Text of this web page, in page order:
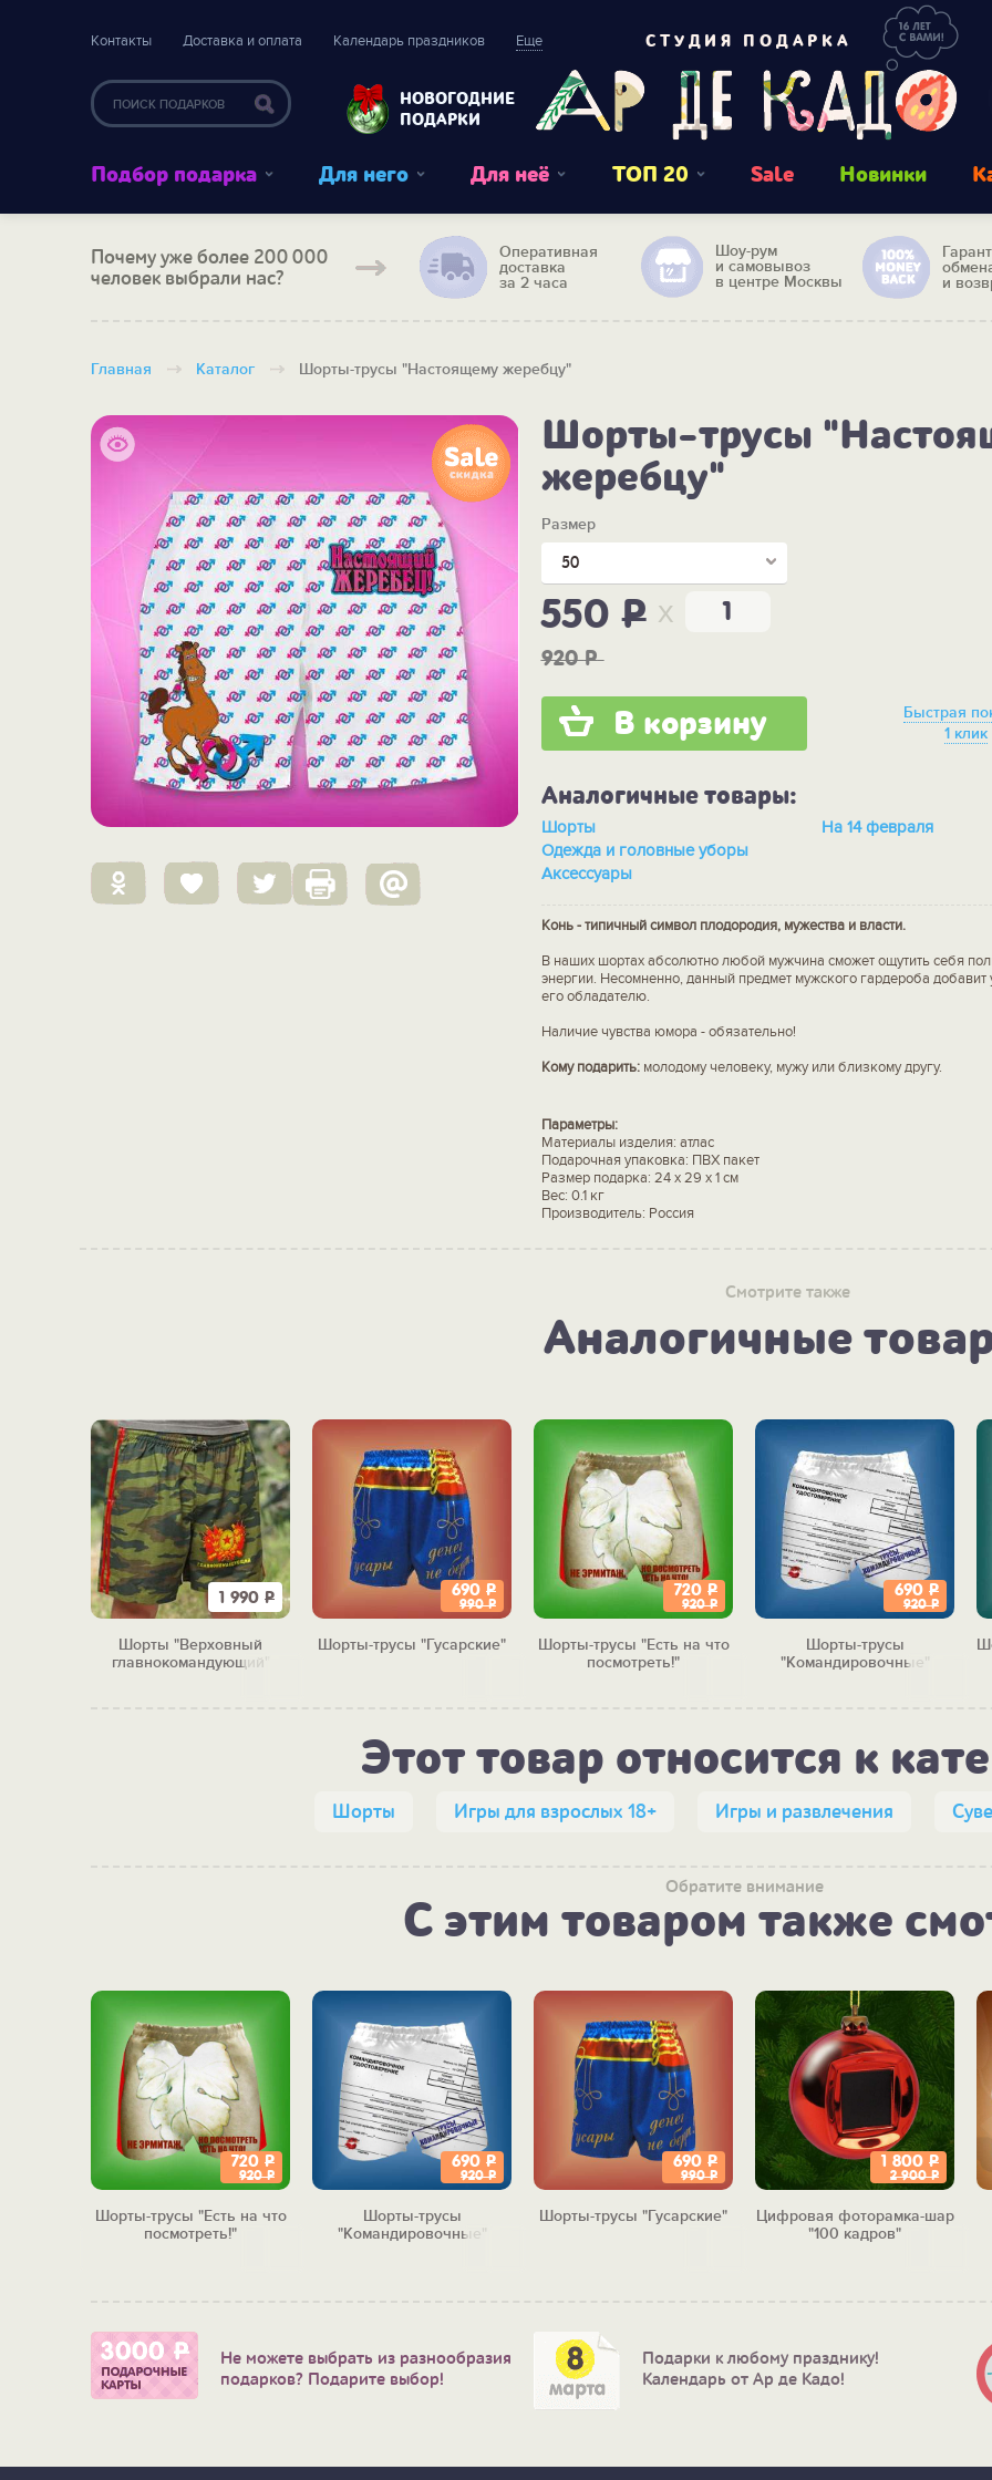
Контакты Доставка и оплата Календарь праздников Еще
НОВОГОДНИЕ
ПОДАРКИ
СТУДИЯ ПОДАРКА
Подбор подарка Для него Для неё ТОП 20 Sale Новинки
Почему уже более 200 000
человек выбрали нас?
Оперативная
доставка
за 2 часа
Шоу-рум
и самовывоз
в центре Москвы
и
Главная Каталог Шорты-трусы "Настоящему жеребцу"
Шорты-трусы
жеребцу"
Размер
50
550P x
920P
В корзину
Быстрая
1 клик
Аналогичные товары:
Шорты
Одежда и головные уборы
Аксессуары
На 14 февраля
Конь - типичный символ плодородия, мужества и власти.
В наших шортах абсолютно любой мужчина сможет ощутить себя
энергии. Несомненно, данный предмет мужского гардероба добавит
его обладателю.
Наличие чувства юмора - обязательно!
Кому подарить:молодому человеку, мужу или близкому другу.
Параметры:
Материалы изделия: атлас
Подарочная упаковка: ПВХ пакет
Размер подарка: 24 х 29 х 1 см
Вес: 0.1 кг
Производитель: Россия
Смотрите также
Аналогичные
1 990 Р
Шорты "Верховный
главнокомандующий"
690 Р
990Р
Шорты-трусы "Гусарские"
720 Р
920Р
Шорты-трусы "Есть на что
посмотреть!"
690 Р
920Р
Шорты-трусы
"Командировочные"
Этот товар относится к
Шорты Игры для взрослых 18+ Игры и развлечения
Обратите внимание
С этим товаром также
720 Р
920Р
Шорты-трусы "Есть на что
посмотреть!"
690 Р
920Р
Шорты-трусы
"Командировочные"
690 Р
990Р
Шорты-трусы "Гусарские"
1 800 Р
2 900Р
Цифровая фоторамка-шар
"100 кадров"
Не можете выбрать из разнообразия
подарков? Подарите выбор!
Подарки к любому празднику!
Календарь от Ар де Кадо!